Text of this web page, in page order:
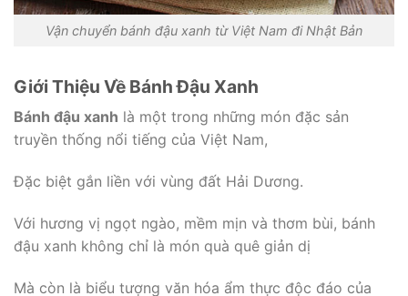
Vận chuyển bánh đậu xanh từ Việt Nam đi Nhật Bản
Giới Thiệu Về Bánh Đậu Xanh
Bánh đậu xanh là một trong những món đặc sản
truyền thống nổi tiếng của Việt Nam,
Đặc biệt gắn liền với vùng đất Hải Dương.
Với hương vị ngọt ngào, mềm mịn và thơm bùi, bánh
đậu xanh không chỉ là món quà quê giản dị
Mà còn là biểu tượng văn hóa ẩm thực độc đáo của